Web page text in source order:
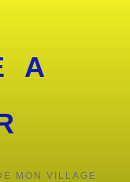
A
MON VILLAGE